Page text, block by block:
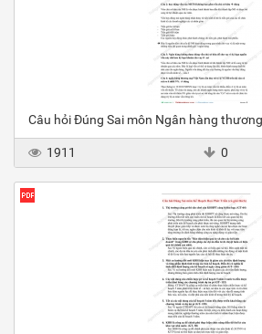
Câu hỏi Đúng Sai môn Ngân hàng
1911 0